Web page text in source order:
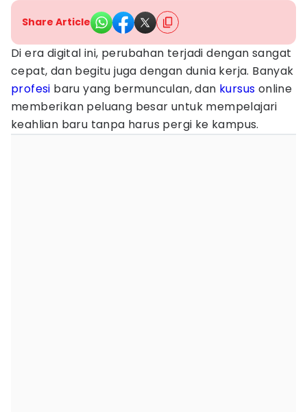
Share Article
Di era digital ini, perubahan terjadi dengan sangat
cepat, dan begitu juga dengan dunia kerja. Banyak
profesi baru yang bermunculan, dan kursus online
memberikan peluang besar untuk mempelajari
keahlian baru tanpa harus pergi ke kampus.